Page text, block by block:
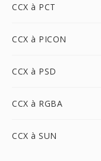
CCX à PCT
CCX à PICON
CCX à PSD
CCX à RGBA
CCX à SUN